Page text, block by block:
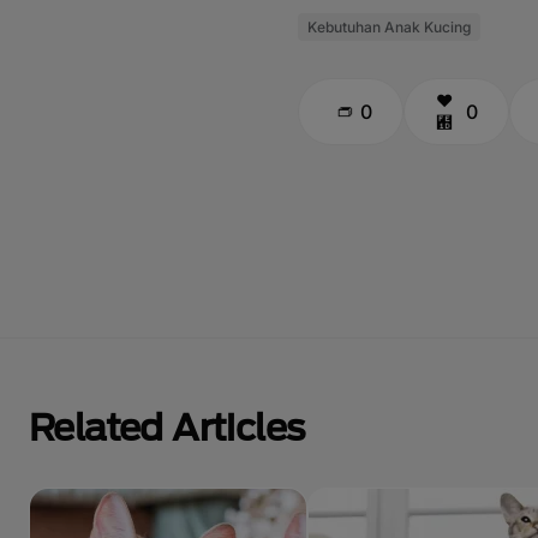
Kebutuhan Anak Kucing
0 0
Related Articles